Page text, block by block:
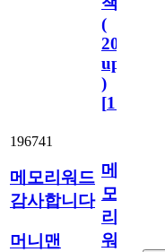
(
2023.11.1
update
)
[110
196741
메모리워드
감사합니다
머니맨
메
모
리
워